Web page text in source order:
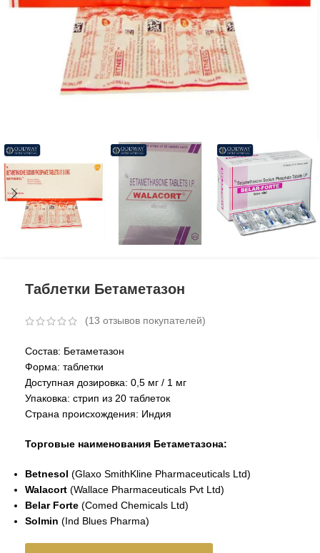
Таблетки Бетаметазон
(13 отзывов покупателей)
Состав: Бетаметазон
Форма: таблетки
Доступная дозировка: 0,5 мг / 1 мг
Упаковка: стрип из 20 таблеток
Страна происхождения: Индия
Торговые наименования Бетаметазона:
Betnesol (Glaxo SmithKline Pharmaceuticals Ltd)
Walacort (Wallace Pharmaceuticals Pvt Ltd)
Belar Forte (Comed Chemicals Ltd)
Solmin (Ind Blues Pharma)